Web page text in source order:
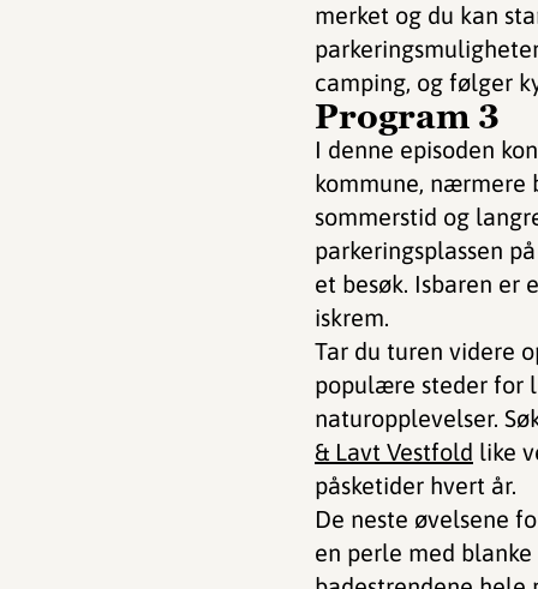
merket og du kan
camping, og følger
Program 3
I denne episoden
kommune, nærmere
sommerstid og
parkeringsplassen
et besøk. Isbaren er
iskrem.
Tar du turen videre
populære steder for
naturopplevelser.
& Lavt Vestfold like
påsketider hvert år.
De neste øvelsene
en perle med